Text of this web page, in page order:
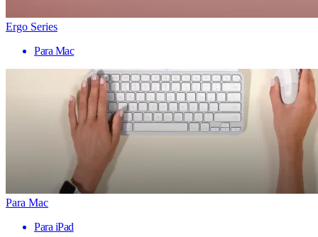
Ergo Series
Para Mac
Para Mac
Para iPad